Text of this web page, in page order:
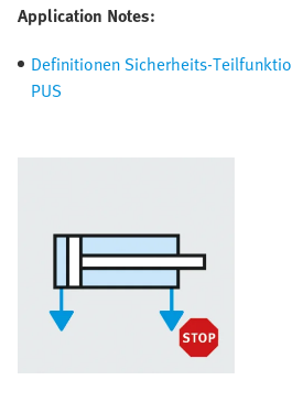
Application Notes:
Definitionen Sicherheits-
PUS